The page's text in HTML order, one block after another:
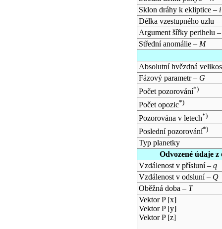
Sklon dráhy k ekliptice – i
Délka vzestupného uzlu –
Argument šířky perihelu
Střední anomálie – M
Absolutní hvězdná
Fázový parametr – G
Počet pozorování*)
Počet opozic*)
Pozorována v letech*)
Poslední pozorování*)
Typ planetky
Odvozené údaje
Vzdálenost v přísluní – q
Vzdálenost v odsluní – Q
Oběžná doba – T
Vektor P [x]
Vektor P [y]
Vektor P [z]